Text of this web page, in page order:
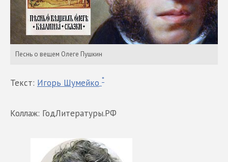
Песнь о вещем Олеге Пушкин
Текст: Игорь Шумейко *
Коллаж: ГодЛитературы.РФ